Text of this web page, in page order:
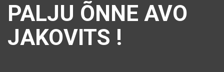
PALJU ÕNNE AVO
JAKOVITS !